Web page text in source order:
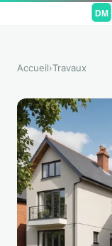
Accueil›Travaux